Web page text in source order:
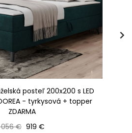
posteľ 200x200 s LED
- tyrkysová + topper
ZDARMA
cena
056 € Cena
919 €